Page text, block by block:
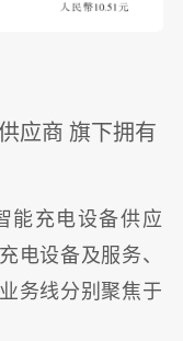
应商 旗下拥有
能充电设备供应
电设备及服务、
务线分别聚焦于